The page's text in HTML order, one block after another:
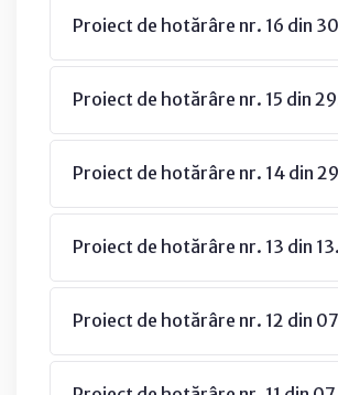
Proiect de hotărâre nr. 16 din
Proiect de hotărâre nr. 15 din
Proiect de hotărâre nr. 14 din
Proiect de hotărâre nr. 13 din
Proiect de hotărâre nr. 12 din